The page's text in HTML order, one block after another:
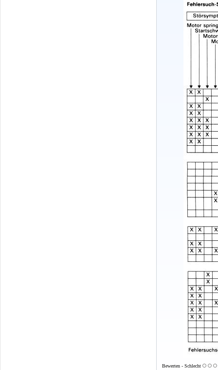
Bewerten - Schlecht